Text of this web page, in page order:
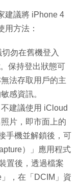
建議將 iPhone 4
用方法：
勿在舊機登入
保持登出狀態可
法存取用戶的主
感資訊。
建議使用 iCloud
片，即市面上的
手機並解鎖後，可
）」應用程式
置後，透過檔案
，在「DCIM」資